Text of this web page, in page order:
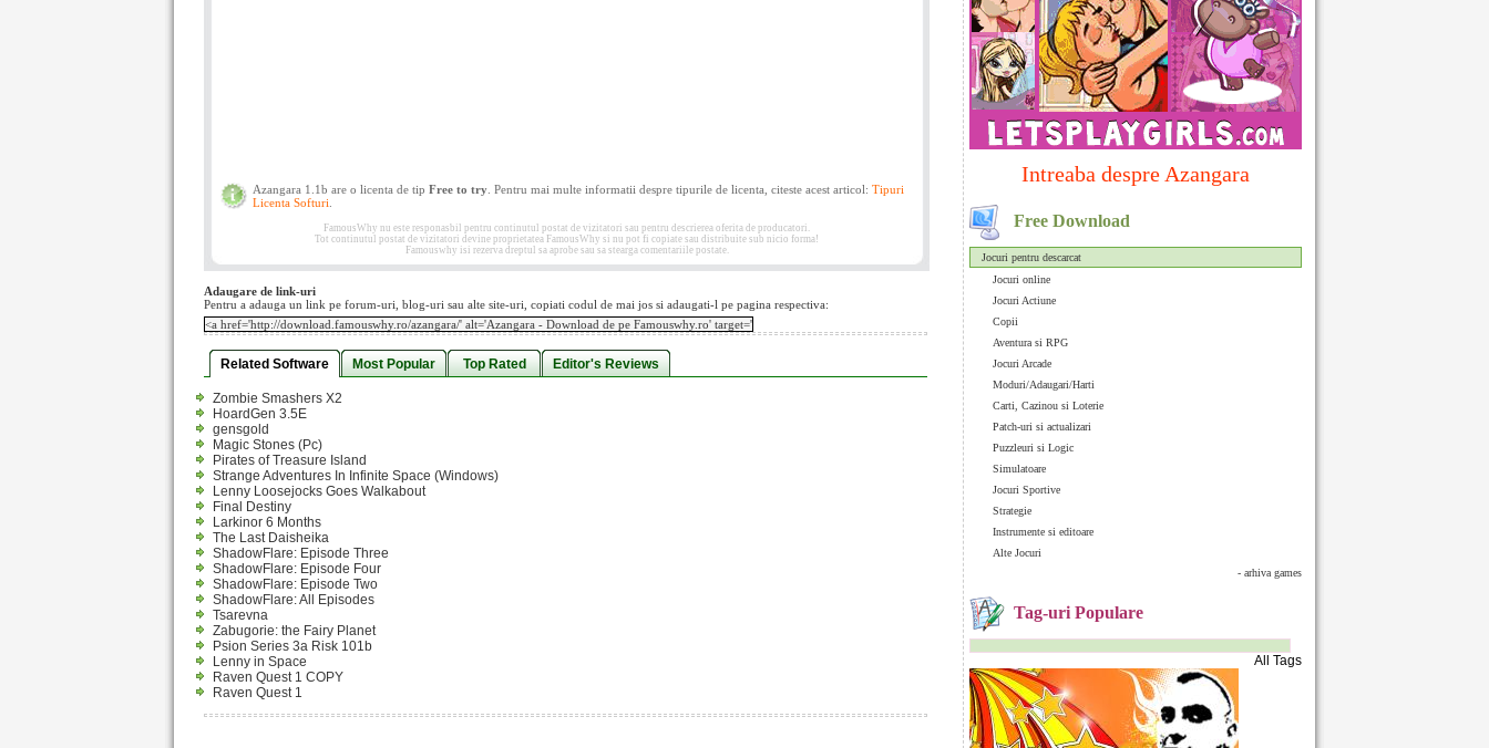
Intreaba despre Azangara
Free Download
Jocuri pentru descarcat
Jocuri online
Jocuri Actiune
Copii
Aventura si RPG
Jocuri Arcade
Moduri/Adaugari/Harti
Carti, Cazinou si Loterie
Patch-uri si actualizari
Puzzleuri si Logic
Simulatoare
Jocuri Sportive
Strategie
Instrumente si editoare
Alte Jocuri
- arhiva games
Tag-uri Populare
All Tags
Azangara 1.1b are o licenta de tip Free to try . Pentru mai multe informatii despre tipurile de licenta, citeste acest articol: Tipuri
Licenta Softuri
FamousWhy nu este responasbil pentru continutul postat de vizitatori sau pentru descrierea oferita de producatori.
Tot continutul postat de vizitatori devine proprietatea FamousWhy si nu pot fi copiate sau distribuite sub nicio forma!
Famouswhy isi rezerva dreptul sa aprobe sau sa stearga comentariile postate.
Adaugare de link-uri
Pentru a adauga un link pe forum-uri, blog-uri sau alte site-uri, copiati codul de mai jos si adaugati-l pe pagina respectiva:
Related Software Most Popular Top Rated Editor's Reviews
Zombie Smashers X2
HoardGen 3.5E
gensgold
Magic Stones (Pc)
Pirates of Treasure Island
Strange Adventures In Infinite Space (Windows)
Lenny Loosejocks Goes Walkabout
Final Destiny
Larkinor 6 Months
The Last Daisheika
ShadowFlare: Episode Three
ShadowFlare: Episode Four
ShadowFlare: Episode Two
ShadowFlare: All Episodes
Tsarevna
Zabugorie: the Fairy Planet
Psion Series 3a Risk 101b
Lenny in Space
Raven Quest 1 COPY
Raven Quest 1